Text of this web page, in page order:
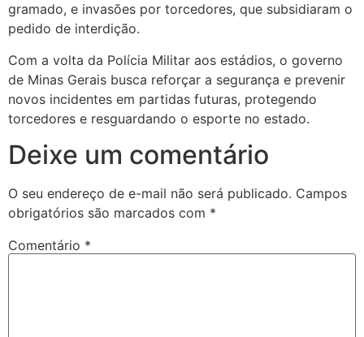
gramado, e invasões por torcedores, que subsidiaram o
pedido de interdição.
Com a volta da Polícia Militar aos estádios, o governo
de Minas Gerais busca reforçar a segurança e prevenir
novos incidentes em partidas futuras, protegendo
torcedores e resguardando o esporte no estado.
Deixe um comentário
O seu endereço de e-mail não será publicado. Campos
obrigatórios são marcados com *
Comentário *